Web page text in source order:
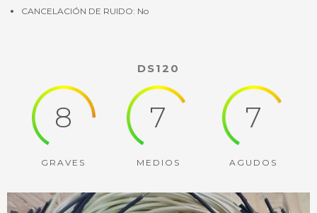
CANCELACIÓN DE RUIDO: No
DS120
8
GRAVES
7
MEDIOS
7
AGUDOS